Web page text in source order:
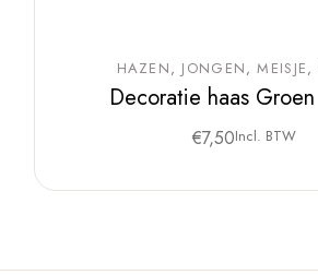
HAZEN JONGEN MEISJE
Decoratie haas
€7,50Incl. BTW